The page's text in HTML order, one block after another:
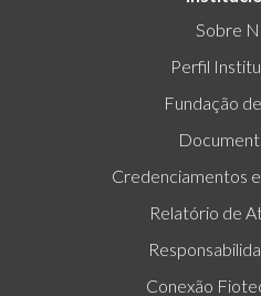
Sobre
Perfil
Fundação
Credenciamentos
Relatório de
Conexão